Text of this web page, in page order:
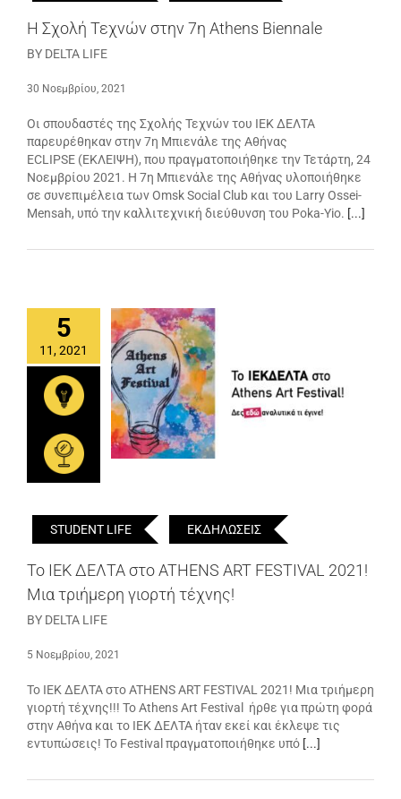
Η Σχολή Τεχνών στην 7η Athens Biennale
BY DELTA LIFE
30 Νοεμβρίου, 2021
Οι σπουδαστές της Σχολής Τεχνών του ΙΕΚ ΔΕΛΤΑ
παρευρέθηκαν στην 7η Μπιενάλε της Αθήνας
ECLIPSE (ΕΚΛΕΙΨΗ), που πραγματοποιήθηκε την Τετάρτη, 24
Νοεμβρίου 2021. H 7η Μπιενάλε της Αθήνας υλοποιήθηκε
σε συνεπιμέλεια των Omsk Social Club και του Larry Ossei-
Mensah, υπό την καλλιτεχνική διεύθυνση του Poka-Yio. [...]
5
11, 2021
STUDENT LIFE ΕΚΔΗΛΩΣΕΙΣ
Το ΙΕΚ ΔΕΛΤΑ στο ATHENS ART FESTIVAL 2021!
Μια τριήμερη γιορτή τέχνης!
BY DELTA LIFE
5 Νοεμβρίου, 2021
Το ΙΕΚ ΔΕΛΤΑ στο ATHENS ART FESTIVAL 2021! Μια τριήμερη
γιορτή τέχνης!!! Το Athens Art Festival ήρθε για πρώτη φορά
στην Αθήνα και το ΙΕΚ ΔΕΛΤΑ ήταν εκεί και έκλεψε τις
εντυπώσεις! Το Festival πραγματοποιήθηκε υπό [...]